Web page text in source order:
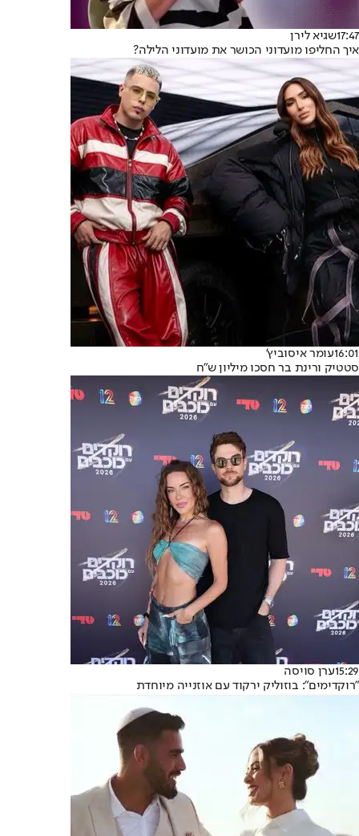
17:47שגיא לירן
איך החליפו מועדוני הכושר את מועדוני הלילה?
16:01עומר איסוביץ'
סטטיק ורינת בר חסכו מיליון ש"ח
15:29ערן סויסה
"רוקדימים": בוזוליק ירקוד עם אוזנייה מיוחדת